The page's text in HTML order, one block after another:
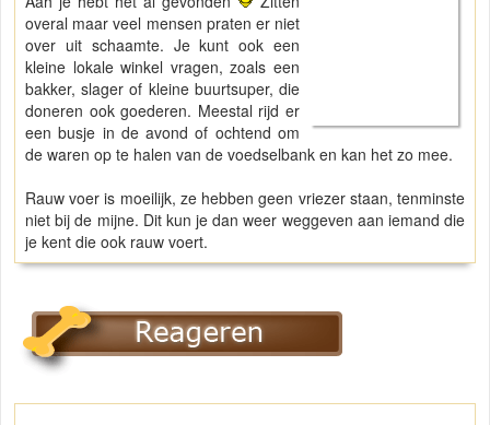
overal maar veel mensen praten er niet
over uit schaamte. Je kunt ook een
kleine lokale winkel vragen, zoals een
bakker, slager of kleine buurtsuper, die
doneren ook goederen. Meestal rijd er
een busje in de avond of ochtend om
de waren op te halen van de voedselbank en kan het zo mee.
Rauw voer is moeilijk, ze hebben geen vriezer staan, tenminste
niet bij de mijne. Dit kun je dan weer weggeven aan iemand die
je kent die ook rauw voert.